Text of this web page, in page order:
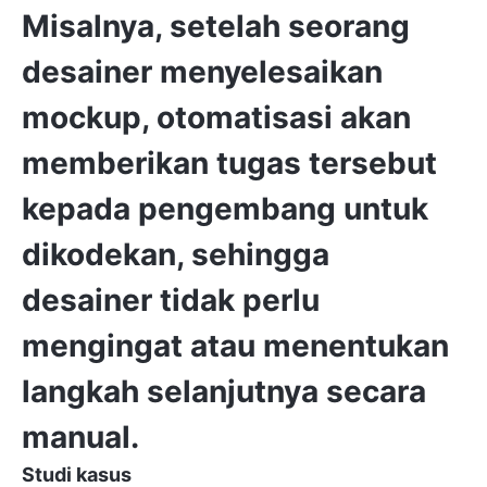
Misalnya, setelah seorang
desainer menyelesaikan
mockup, otomatisasi akan
memberikan tugas tersebut
kepada pengembang untuk
dikodekan, sehingga
desainer tidak perlu
mengingat atau menentukan
langkah selanjutnya secara
manual.
Studi kasus